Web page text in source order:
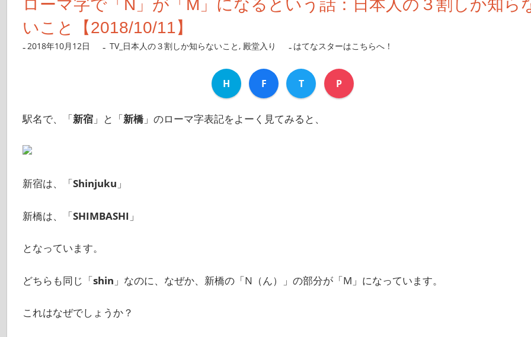
ローマ字で「N」が「M」になるという話：日本人の３割しか知ら
いこと【2018/10/11】
2018年10月12日 nanigoto
TV_日本人の３割しか知らないこと, 殿堂入り はてなスターはこちらへ！
H F T P
駅名で、「新宿」と「新橋」のローマ字表記をよーく見てみると、
新宿は、「Shinjuku 」
新橋は、「SHIMBASHI 」
となっています。
どちらも同じ「shin 」なのに、なぜか、新橋の「N（ん）」の部分が「M」になっています。
これはなぜでしょうか？